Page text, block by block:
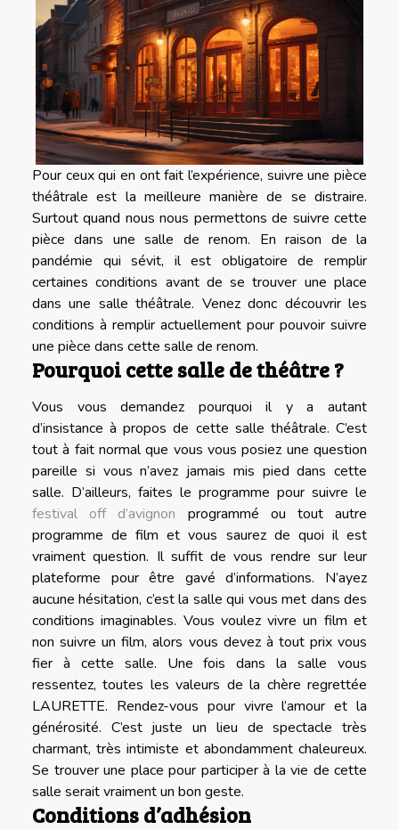
Pour ceux qui en ont fait l’expérience, suivre une pièce
théâtrale est la meilleure manière de se distraire.
Surtout quand nous nous permettons de suivre cette
pièce dans une salle de renom. En raison de la
pandémie qui sévit, il est obligatoire de remplir
certaines conditions avant de se trouver une place
dans une salle théâtrale. Venez donc découvrir les
conditions à remplir actuellement pour pouvoir suivre
une pièce dans cette salle de renom.
Pourquoi cette salle de théâtre ?
Vous vous demandez pourquoi il y a autant
d’insistance à propos de cette salle théâtrale. C’est
tout à fait normal que vous vous posiez une question
pareille si vous n’avez jamais mis pied dans cette
salle. D’ailleurs, faites le programme pour suivre le
festival off d’avignon programmé ou tout autre
programme de film et vous saurez de quoi il est
vraiment question. Il suffit de vous rendre sur leur
plateforme pour être gavé d’informations. N’ayez
aucune hésitation, c’est la salle qui vous met dans des
conditions imaginables. Vous voulez vivre un film et
non suivre un film, alors vous devez à tout prix vous
fier à cette salle. Une fois dans la salle vous
ressentez, toutes les valeurs de la chère regrettée
LAURETTE. Rendez-vous pour vivre l’amour et la
générosité. C’est juste un lieu de spectacle très
charmant, très intimiste et abondamment chaleureux.
Se trouver une place pour participer à la vie de cette
salle serait vraiment un bon geste.
Conditions d’adhésion